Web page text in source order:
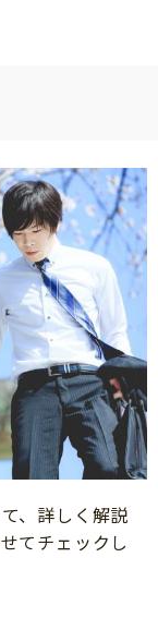
、詳しく解説
てチェックし